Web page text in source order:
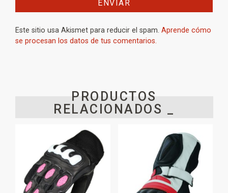
Este sitio usa Akismet para reducir el spam. Aprende cómo
se procesan los datos de tus comentarios.
PRODUCTOS
RELACIONADOS _